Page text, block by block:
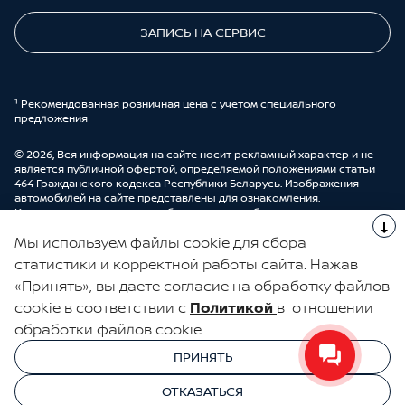
ЗАПИСЬ НА СЕРВИС
¹ Рекомендованная розничная цена с учетом специального
предложения
© 2026, Вся информация на сайте носит рекламный характер и не
является публичной офертой, определяемой положениями статьи
464 Гражданского кодекса Республики Беларусь. Изображения
автомобилей на сайте представлены для ознакомления.
Комплектации и цены могут быть изменены без предварительного
автоцентре ООО “ДрайвМоторс”.
ЭЛЕКТРОННАЯ КНИГА ОТЗЫВОВ
© 2026, УНП 191111259
ООО "ДрайвМоторс"
УНП 191111259 ООО "ДрайвМоторс"
Мы используем файлы cookie для сбора
статистики и корректной работы сайта. Нажав
«Принять», вы даете согласие на обработку файлов
cookie в соответствии с Политикой в отношении
обработки файлов cookie.
ПРИНЯТЬ
ОТКАЗАТЬСЯ